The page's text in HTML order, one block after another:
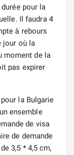
pour la
Il faudra 4
à rebours
jour où la
moment de la
pas expirer
la Bulgarie
ensemble
de visa
de demande
3,5 * 4,5 cm,